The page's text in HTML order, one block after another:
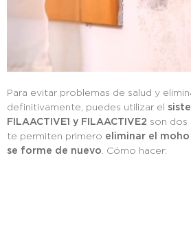
Para evitar problemas de salud y
definitivamente, puedes utilizar el
FILAACTIVE1 y FILAACTIVE2 son dos
te permiten primero eliminar el
se forme de nuevo. Cómo hacer: